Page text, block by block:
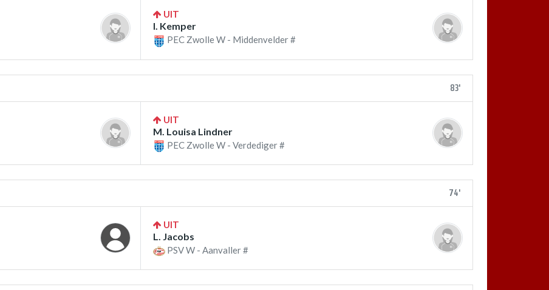
UIT
I. Kemper
PEC Zwolle W - Middenvelder #
83'
UIT
M. Louisa Lindner
PEC Zwolle W - Verdediger #
74'
UIT
L. Jacobs
PSV W - Aanvaller #